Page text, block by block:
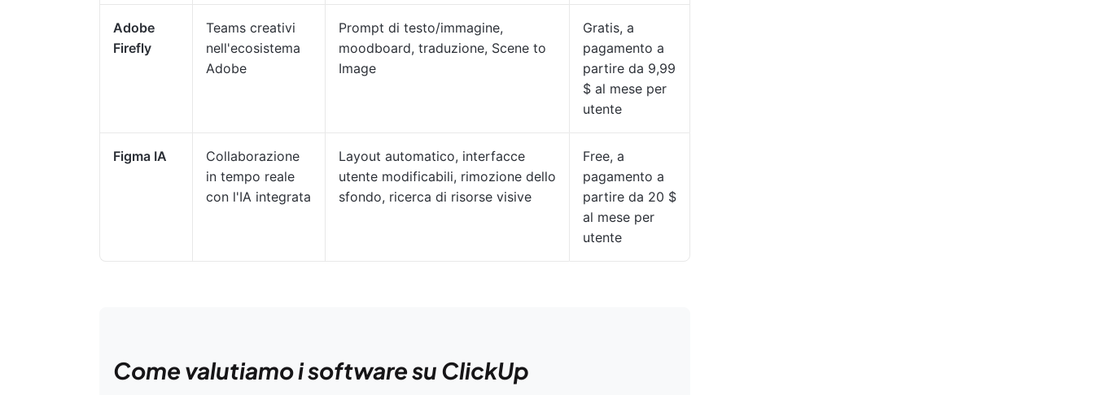
Adobe
Firefly
Teams creativi
nell'ecosistema
Adobe
Prompt di testo/immagine,
moodboard, traduzione, Scene to
Image
Gratis, a
pagamento a
partire da 9,99
$ al mese per
utente
Figma IA
Collaborazione
in tempo reale
con l'IA integrata
Layout automatico, interfacce
utente modificabili, rimozione dello
sfondo, ricerca di risorse visive
Free, a
pagamento a
partire da 20 $
al mese per
utente
Come valutiamo i software su ClickUp